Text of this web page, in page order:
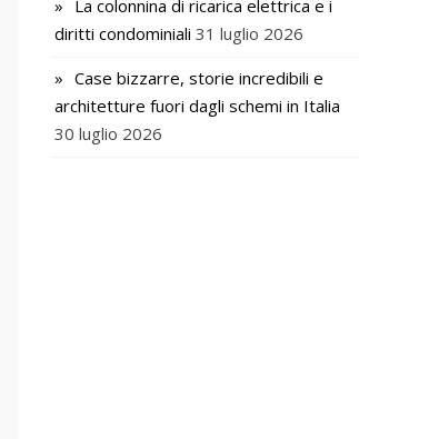
La colonnina di ricarica elettrica e i
diritti condominiali 31 luglio 2026
Case bizzarre, storie incredibili e
architetture fuori dagli schemi in Italia
30 luglio 2026